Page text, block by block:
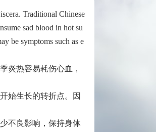
Traditional Chinese
sad blood in hot su
be symptoms such as e
炎热容易耗伤心血，
始生长的转折点。因
不良影响，保持身体